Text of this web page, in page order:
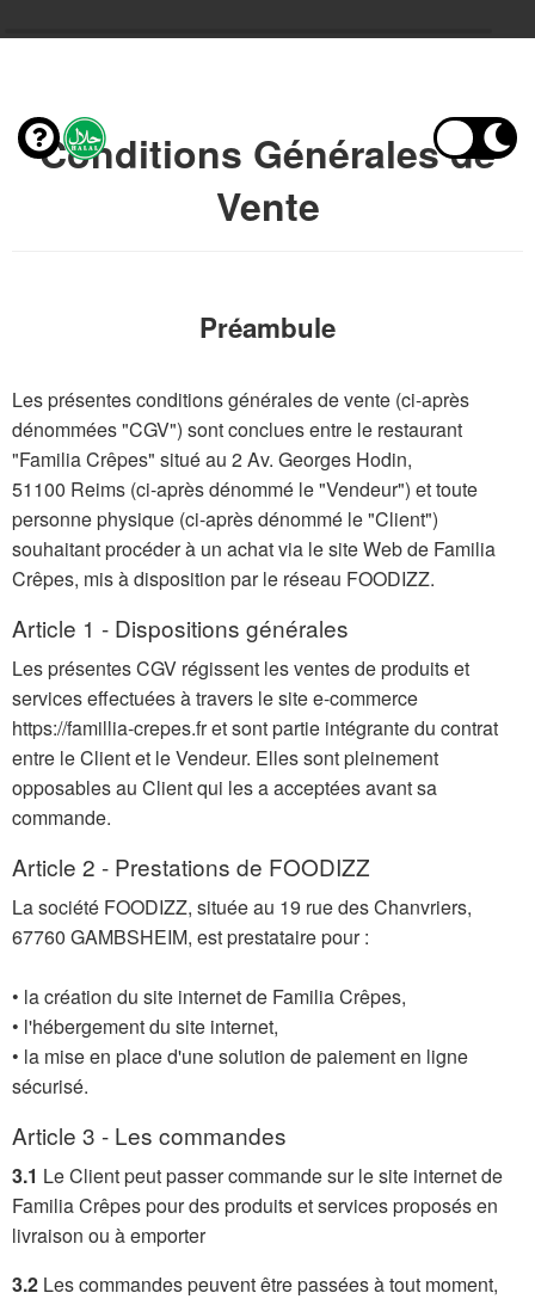
Conditions Générales de
Vente
Préambule
Les présentes conditions générales de vente (ci-après
dénommées "CGV") sont conclues entre le restaurant
"Familia Crêpes" situé au 2 Av. Georges Hodin,
51100 Reims (ci-après dénommé le "Vendeur") et toute
personne physique (ci-après dénommé le "Client")
souhaitant procéder à un achat via le site Web de Familia
Crêpes, mis à disposition par le réseau FOODIZZ.
Article 1 - Dispositions générales
Les présentes CGV régissent les ventes de produits et
services effectuées à travers le site e-commerce
https://famillia-crepes.fr et sont partie intégrante du contrat
entre le Client et le Vendeur. Elles sont pleinement
opposables au Client qui les a acceptées avant sa
commande.
Article 2 - Prestations de FOODIZZ
La société FOODIZZ, située au 19 rue des Chanvriers,
67760 GAMBSHEIM, est prestataire pour :
• la création du site internet de Familia Crêpes,
• l'hébergement du site internet,
• la mise en place d'une solution de paiement en ligne
sécurisé.
Article 3 - Les commandes
3.1 Le Client peut passer commande sur le site internet de
Familia Crêpes pour des produits et services proposés en
livraison ou à emporter
3.2 Les commandes peuvent être passées à tout moment,